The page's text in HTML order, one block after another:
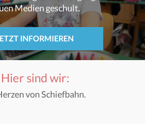
Medien geschult.
INFORMIEREN
Hier sind wir:
von Schiefbahn.